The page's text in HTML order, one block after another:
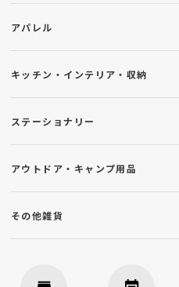
アパレル
キッチン・インテリア・収納
ステーショナリー
アウトドア・キャンプ用品
その他雑貨